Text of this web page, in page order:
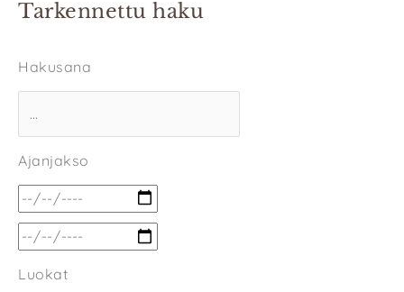
Tarkennettu haku
Hakusana
Ajanjakso
Luokat